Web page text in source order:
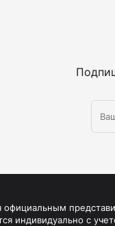
индивидуально с